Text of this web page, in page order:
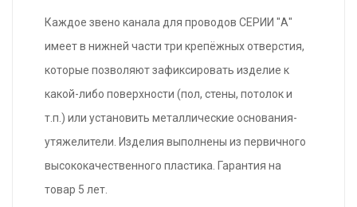
Каждое звено канала для проводов СЕРИИ "А"
имеет в нижней части три крепёжных отверстия,
которые позволяют зафиксировать изделие к
какой-либо поверхности (пол, стены, потолок и
т.п.) или установить металлические основания-
утяжелители. Изделия выполнены из первичного
высококачественного пластика. Гарантия на
товар 5 лет.